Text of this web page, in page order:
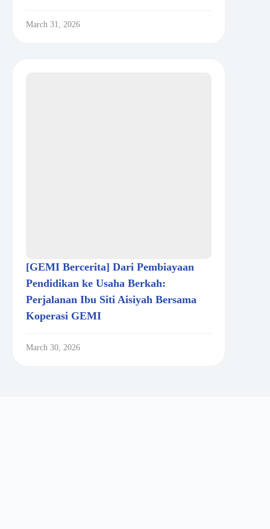
March 31, 2026
[GEMI Bercerita] Dari Pembiayaan
Pendidikan ke Usaha Berkah:
Perjalanan Ibu Siti Aisiyah Bersama
Koperasi GEMI
March 30, 2026